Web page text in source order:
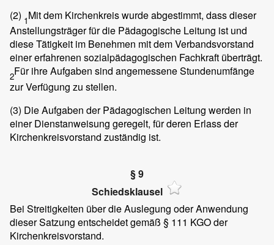
(2) 1Mit dem Kirchenkreis wurde abgestimmt, dass dieser
Anstellungsträger für die Pädagogische Leitung ist und
diese Tätigkeit im Benehmen mit dem Verbandsvorstand
einer erfahrenen sozialpädagogischen Fachkraft überträgt.
2Für ihre Aufgaben sind angemessene Stundenumfänge
zur Verfügung zu stellen.
(3) Die Aufgaben der Pädagogischen Leitung werden in
einer Dienstanweisung geregelt, für deren Erlass der
Kirchenkreisvorstand zuständig ist.
§ 9
Schiedsklausel
Bei Streitigkeiten über die Auslegung oder Anwendung
dieser Satzung entscheidet gemäß § 111 KGO der
Kirchenkreisvorstand.